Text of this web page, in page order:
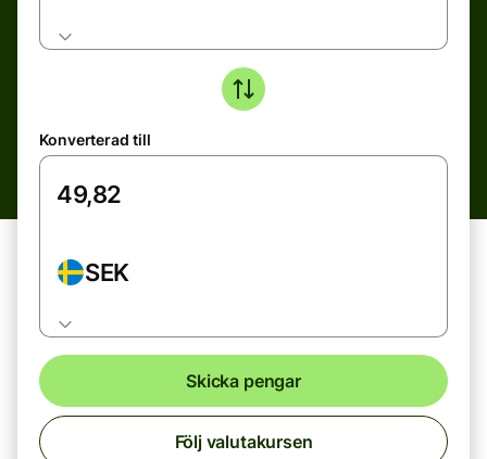
Konverterad till
SEK
Skicka pengar
Följ valutakursen